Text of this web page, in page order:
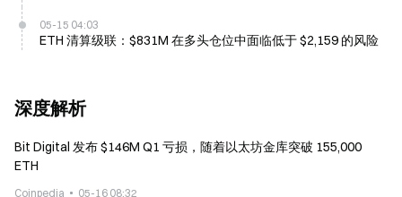
05-15 04:03
ETH 清算级联：$831M 在多头仓位中面临低于 $2,159 的风险
深度解析
Bit Digital 发布 $146M Q1 亏损，随着以太坊金库突破 155,000
ETH
Coinpedia 05-16 08:32